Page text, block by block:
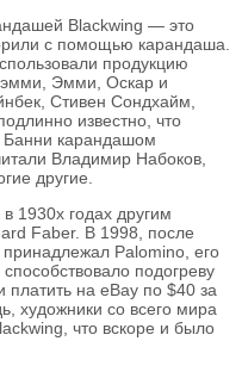
Blackwing — это
с помощью карандаша.
продукцию
Эмми, Оскар и
Стивен Сондхайм,
известно, что
Банни карандашом
Владимир Набоков,
другие.
1930х годах другим
Faber. В 1998, после
Palomino, его
подогреву
на eBay по $40 за
художники со всего мира
что вскоре и было